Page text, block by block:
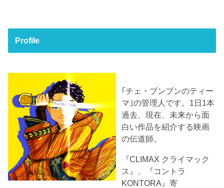
Profile
｢チェ・ブンブンのティー
マ｣の管理人です。1日1本
過去、現在、未来から面
白い作品を紹介する映画
の伝道師。
『CLIMAX クライマック
ス』、『コントラ
KONTORA』寄